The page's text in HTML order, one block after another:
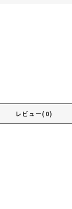
レビュー(0)